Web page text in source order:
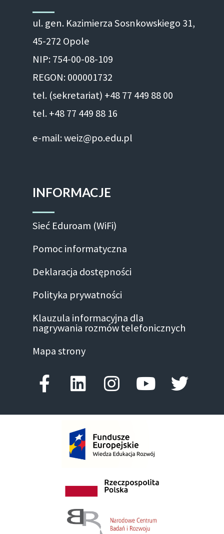
ul. gen. Kazimierza Sosnkowskiego 31,
45-272 Opole
NIP: 754-00-08-109
REGON: 000001732
tel. (sekretariat) +48 77 449 88 00
tel. +48 77 449 88 16
e-mail: weiz@po.edu.pl
INFORMACJE
Sieć Eduroam (WiFi)
Pomoc informatyczna
Deklaracja dostępności
Polityka prywatności
Klauzula informacyjna dla
nagrywania rozmów telefonicznych
Mapa strony
Facebook-f
LinkedinInstagram
Youtube